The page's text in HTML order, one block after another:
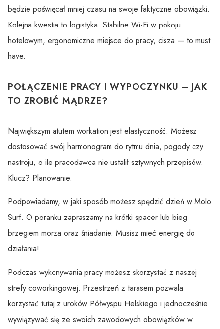
będzie poświęcał mniej czasu na swoje faktyczne obowiązki.
Kolejna kwestia to logistyka. Stabilne Wi-Fi w pokoju
hotelowym, ergonomiczne miejsce do pracy, cisza — to must
have.
POŁĄCZENIE PRACY I WYPOCZYNKU – JAK
TO ZROBIĆ MĄDRZE?
Największym atutem workation jest elastyczność. Możesz
dostosować swój harmonogram do rytmu dnia, pogody czy
nastroju, o ile pracodawca nie ustalił sztywnych przepisów.
Klucz? Planowanie.
Podpowiadamy, w jaki sposób możesz spędzić dzień w Molo
Surf. O poranku zapraszamy na krótki spacer lub bieg
brzegiem morza oraz śniadanie. Musisz mieć energię do
działania!
Podczas wykonywania pracy możesz skorzystać z naszej
strefy coworkingowej. Przestrzeń z tarasem pozwala
korzystać tutaj z uroków Półwyspu Helskiego i jednocześnie
wywiązywać się ze swoich zawodowych obowiązków w